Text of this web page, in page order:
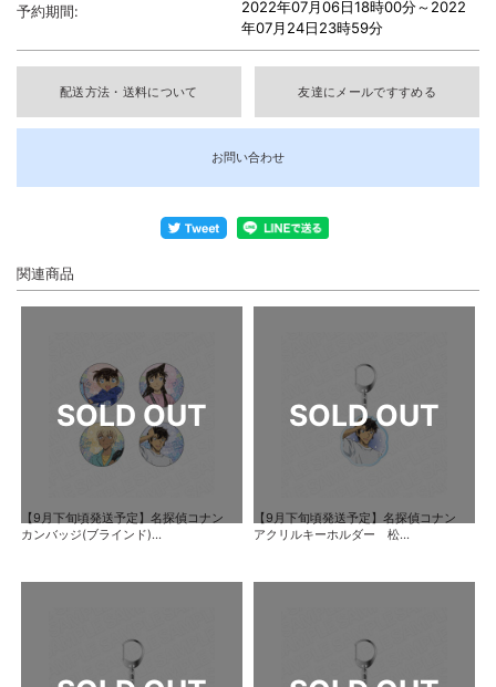
予約期間: 2022年07月06日18時00分～2022
年07月24日23時59分
配送方法・送料について 友達にメールですすめる
お問い合わせ
関連商品
【9月下旬頃発送予定】名探偵コナン
カンバッジ(ブラインド)...
【9月下旬頃発送予定】名探偵コナン
アクリルキーホルダー 松...